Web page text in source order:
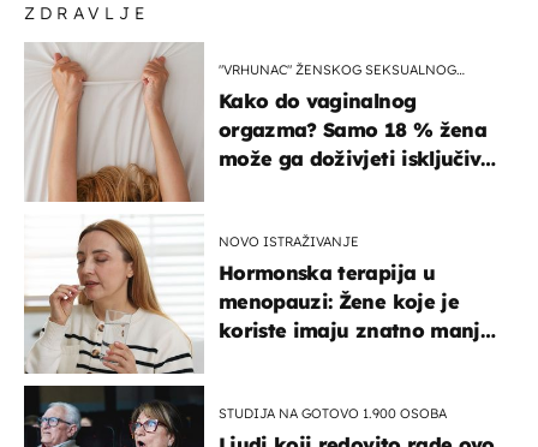
ZDRAVLJE
"VRHUNAC" ŽENSKOG SEKSUALNOG
Kako do vaginalnog
orgazma? Samo 18 % žena
može ga doživjeti isključivo
NOVO ISTRAŽIVANJE
Hormonska terapija u
menopauzi: Žene koje je
koriste imaju znatno manji
STUDIJA NA GOTOVO 1.900 OSOBA